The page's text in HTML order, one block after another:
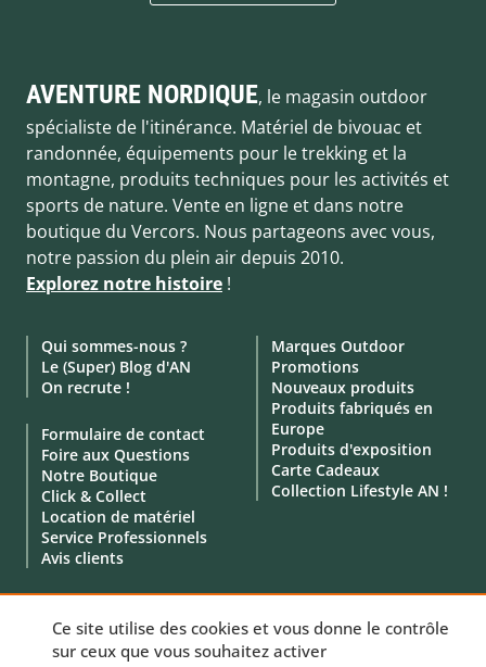
AVENTURE NORDIQUE, le magasin outdoor
spécialiste de l'itinérance. Matériel de bivouac et
randonnée, équipements pour le trekking et la
montagne, produits techniques pour les activités et
sports de nature. Vente en ligne et dans notre
boutique du Vercors. Nous partageons avec vous,
notre passion du plein air depuis 2010.
Explorez notre histoire !
Qui sommes-nous ?
Le (Super) Blog d'AN
On recrute !
Formulaire de contact
Foire aux Questions
Notre Boutique
Click & Collect
Location de matériel
Service Professionnels
Avis clients
Marques Outdoor
Promotions
Nouveaux produits
Produits fabriqués en
Europe
Produits d'exposition
Carte Cadeaux
Collection Lifestyle AN !
Ce site utilise des cookies et vous donne le contrôle
sur ceux que vous souhaitez activer